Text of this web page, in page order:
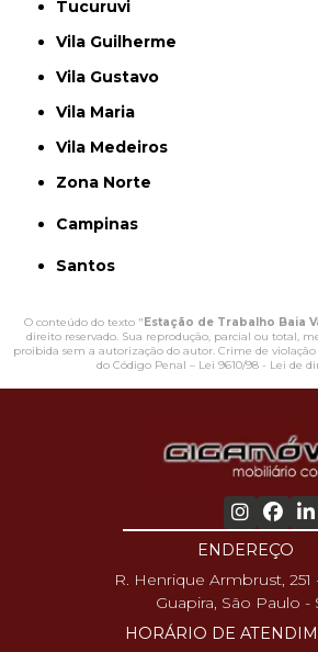
Tucuruvi
Vila Guilherme
Vila Gustavo
Vila Maria
Vila Medeiros
Zona Norte
Campinas
Santos
O conteúdo do texto "Estação de Trabalho Baia
direito reservado. Sua reprodução, parcial ou total,
proibida sem a autorização do autor. Crime de
do Código Penal – Lei 9610/98 - Lei de
ENDEREÇO
R. Henrique Armbrust, 251
Guapira, São Paulo -
HORÁRIO DE